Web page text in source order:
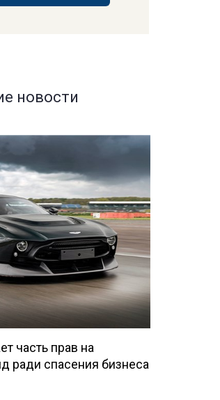
новости
часть прав на
ради спасения бизнеса